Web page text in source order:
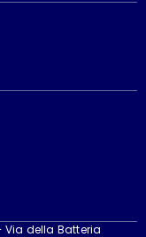
Via della Batteria